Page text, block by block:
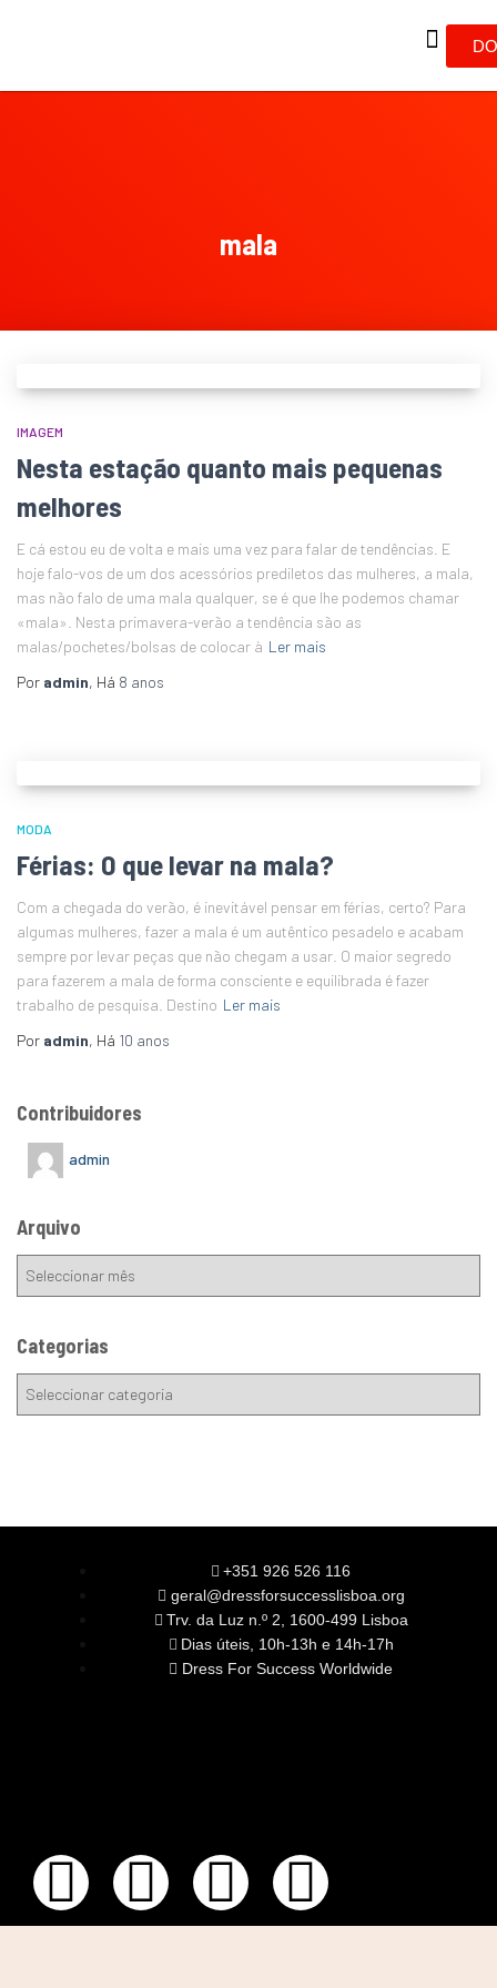
mala
IMAGEM
Nesta estação quanto mais pequenas
melhores
E cá estou eu de volta e mais uma vez para falar de tendências. E
hoje falo-vos de um dos acessórios prediletos das mulheres, a mala,
mas não falo de uma mala qualquer, se é que lhe podemos chamar
«mala». Nesta primavera-verão a tendência são as
malas/pochetes/bolsas de colocar à Ler mais
Por admin, Há 8 anos
MODA
Férias: O que levar na mala?
Com a chegada do verão, é inevitável pensar em férias, certo? Para
algumas mulheres, fazer a mala é um autêntico pesadelo e acabam
sempre por levar peças que não chegam a usar. O maior segredo
para fazerem a mala de forma consciente e equilibrada é fazer
trabalho de pesquisa. Destino Ler mais
Por admin, Há 10 anos
Contribuidores
admin
Arquivo
Categorias
+351 926 526 116
geral@dressforsuccesslisboa.org
Trv. da Luz n.º 2, 1600-499 Lisboa
Dias úteis, 10h-13h e 14h-17h
Dress For Success Worldwide